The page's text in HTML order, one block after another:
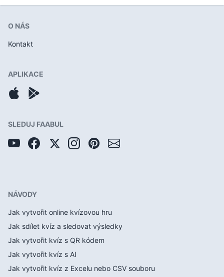
O NÁS
Kontakt
APLIKACE
SLEDUJ FAABUL
NÁVODY
Jak vytvořit online kvízovou hru
Jak sdílet kvíz a sledovat výsledky
Jak vytvořit kvíz s QR kódem
Jak vytvořit kvíz s AI
Jak vytvořit kvíz z Excelu nebo CSV souboru